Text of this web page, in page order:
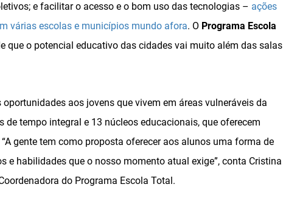
e facilitar o acesso e o bom uso das tecnologias – ações
várias escolas e municípios mundo afora. O Programa Escola
que o potencial educativo das cidades vai muito além das salas
aos jovens que vivem em áreas vulneráveis da
tempo integral e 13 núcleos educacionais, que oferecem
gente tem como proposta oferecer aos alunos uma forma de
e habilidades que o nosso momento atual exige”, conta Cristina
do Programa Escola Total.